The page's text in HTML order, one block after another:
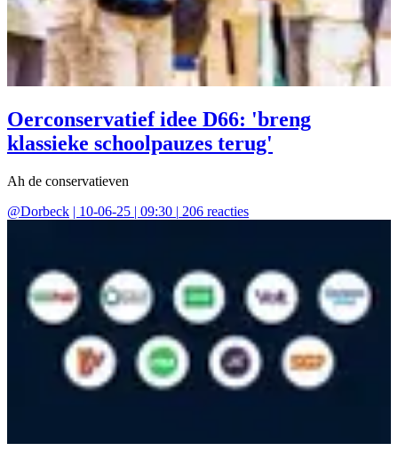
Oerconservatief idee D66: 'breng
klassieke schoolpauzes terug'
Ah de conservatieven
@Dorbeck | 10-06-25 | 09:30 | 206 reacties